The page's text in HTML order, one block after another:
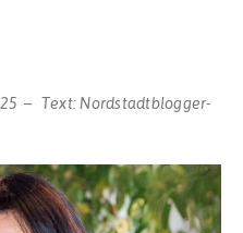
Text: Nordstadtblogger-